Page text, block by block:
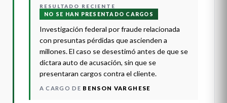
RESULTADO RECIENTE
NO SE HAN PRESENTADO CARGOS
Investigación federal por fraude relacionada
con presuntas pérdidas que ascienden a
millones. El caso se desestimó antes de que se
dictara auto de acusación, sin que se
presentaran cargos contra el cliente.
A CARGO DE BENSON VARGHESE